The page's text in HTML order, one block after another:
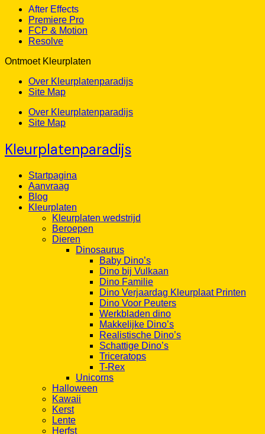
After Effects
Premiere Pro
FCP & Motion
Resolve
Ontmoet Kleurplaten
Over Kleurplatenparadijs
Site Map
Over Kleurplatenparadijs
Site Map
Kleurplatenparadijs
Startpagina
Aanvraag
Blog
Kleurplaten
Kleurplaten wedstrijd
Beroepen
Dieren
Dinosaurus
Baby Dino’s
Dino bij Vulkaan
Dino Familie
Dino Verjaardag Kleurplaat Printen
Dino Voor Peuters
Werkbladen dino
Makkelijke Dino’s
Realistische Dino’s
Schattige Dino’s
Triceratops
T-Rex
Unicorns
Halloween
Kawaii
Kerst
Lente
Herfst